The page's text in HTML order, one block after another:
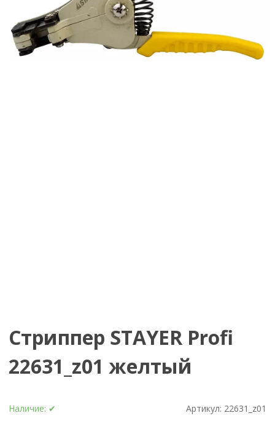
Стриппер STAYER Profi
22631_z01 желтый
Наличие: ✔ Артикул: 22631_z01